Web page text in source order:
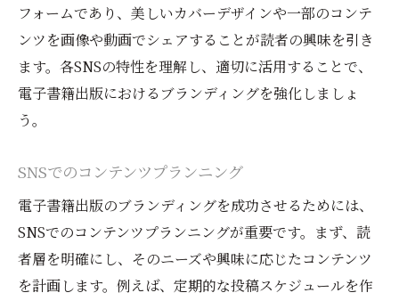
フォームであり、美しいカバーデザインや一部のコンテ
ンツを画像や動画でシェアすることが読者の興味を引き
ます。各SNSの特性を理解し、適切に活用することで、
電子書籍出版におけるブランディングを強化しましょ
う。
SNSでのコンテンツプランニング
電子書籍出版のブランディングを成功させるためには、
SNSでのコンテンツプランニングが重要です。まず、読
者層を明確にし、そのニーズや興味に応じたコンテンツ
を計画します。例えば、定期的な投稿スケジュールを作